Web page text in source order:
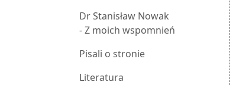
Dr Stanisław Nowak
- Z moich wspomnień
Pisali o stronie
Literatura